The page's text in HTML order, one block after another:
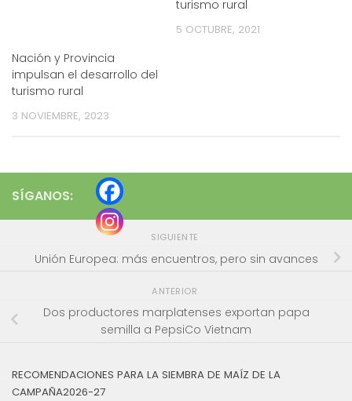
Nación y Provincia
impulsan el desarrollo del
turismo rural
3 NOVIEMBRE, 2023
turismo rural
5 OCTUBRE, 2021
SÍGANOS:
SIGUIENTE
Unión Europea: más encuentros, pero sin avances
ANTERIOR
Dos productores marplatenses exportan papa
semilla a PepsiCo Vietnam
RECOMENDACIONES PARA LA SIEMBRA DE MAÍZ DE LA
CAMPAÑA2026-27